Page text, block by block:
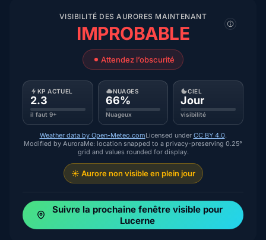
VISIBILITÉ DES AURORES MAINTENANT
IMPROBABLE
Attendez l’obscurité
KP ACTUEL
2.3
il faut 9+
NUAGES
66%
Nuageux
CIEL
Jour
visibilité
Weather data by Open-Meteo.comLicensed under CC BY 4.0.
Modified by AuroraMe: location snapped to a privacy-preserving 0.25°
grid and values rounded for display.
☀️ Aurore non visible en plein jour
Suivre la prochaine fenêtre visible pour
Lucerne